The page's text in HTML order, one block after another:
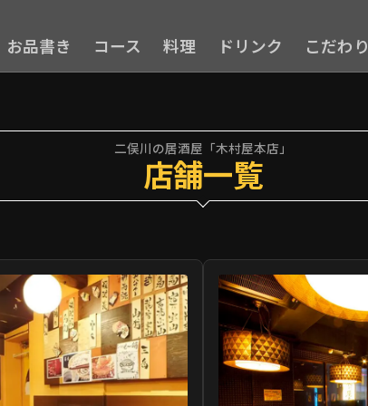
お品書き コース 料理 ドリンク こだわり
二俣川の居酒屋「木村屋本店」
店舗一覧